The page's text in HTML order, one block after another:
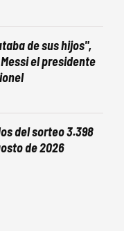
de sus hijos",
el presidente
del sorteo 3.398
de 2026